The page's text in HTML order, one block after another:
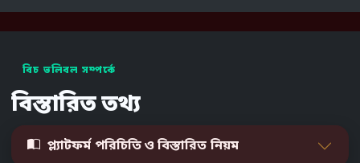
বিচ ভলিবল সম্পর্কে
বিস্তারিত তথ্য
প্ল্যাটফর্ম পরিচিতি ও বিস্তারিত নিয়ম